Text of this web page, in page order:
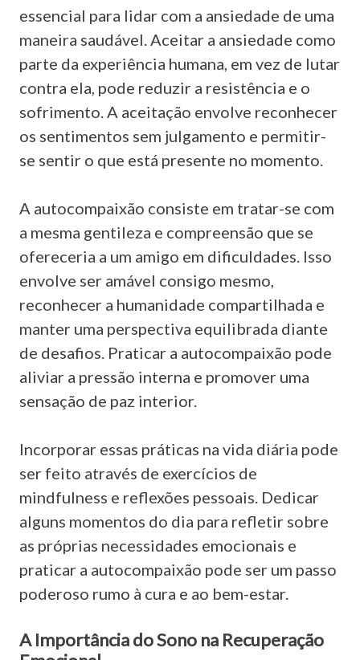
essencial para lidar com a ansiedade de uma
maneira saudável. Aceitar a ansiedade como
parte da experiência humana, em vez de lutar
contra ela, pode reduzir a resistência e o
sofrimento. A aceitação envolve reconhecer
os sentimentos sem julgamento e permitir-
se sentir o que está presente no momento.
A autocompaixão consiste em tratar-se com
a mesma gentileza e compreensão que se
ofereceria a um amigo em dificuldades. Isso
envolve ser amável consigo mesmo,
reconhecer a humanidade compartilhada e
manter uma perspectiva equilibrada diante
de desafios. Praticar a autocompaixão pode
aliviar a pressão interna e promover uma
sensação de paz interior.
Incorporar essas práticas na vida diária pode
ser feito através de exercícios de
mindfulness e reflexões pessoais. Dedicar
alguns momentos do dia para refletir sobre
as próprias necessidades emocionais e
praticar a autocompaixão pode ser um passo
poderoso rumo à cura e ao bem-estar.
A Importância do Sono na Recuperação